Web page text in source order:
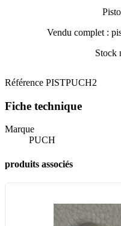
Vendu complet :
Stock
Référence PISTPUCH2
Fiche technique
Marque
PUCH
produits associés